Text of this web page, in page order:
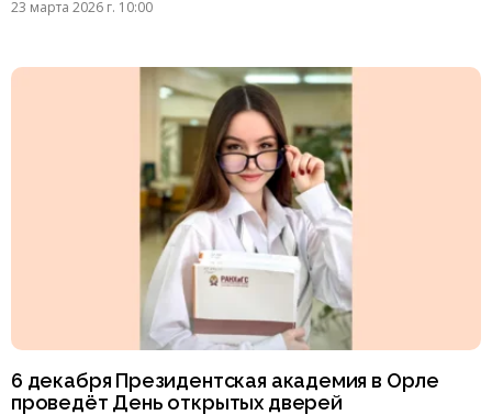
23 марта 2026 г. 10:00
6 декабря Президентская академия в Орле
проведёт День открытых дверей